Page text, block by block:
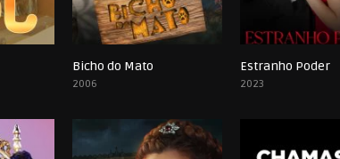
Bicho do Mato
2006
Estranho Poder
2023